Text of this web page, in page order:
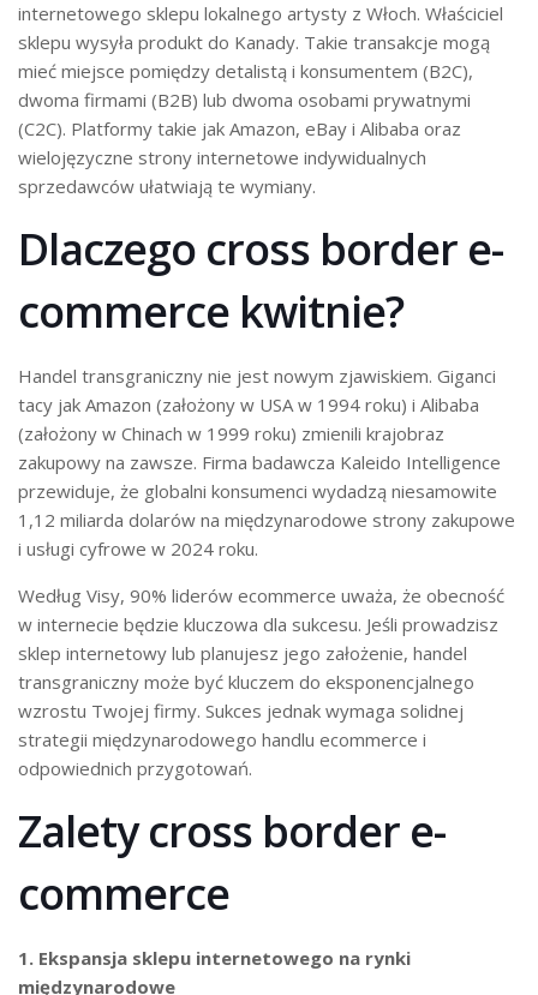
internetowego sklepu lokalnego artysty z Włoch. Właściciel
sklepu wysyła produkt do Kanady. Takie transakcje mogą
mieć miejsce pomiędzy detalistą i konsumentem (B2C),
dwoma firmami (B2B) lub dwoma osobami prywatnymi
(C2C). Platformy takie jak Amazon, eBay i Alibaba oraz
wielojęzyczne strony internetowe indywidualnych
sprzedawców ułatwiają te wymiany.
Dlaczego cross border e-
commerce kwitnie?
Handel transgraniczny nie jest nowym zjawiskiem. Giganci
tacy jak Amazon (założony w USA w 1994 roku) i Alibaba
(założony w Chinach w 1999 roku) zmienili krajobraz
zakupowy na zawsze. Firma badawcza Kaleido Intelligence
przewiduje, że globalni konsumenci wydadzą niesamowite
1,12 miliarda dolarów na międzynarodowe strony zakupowe
i usługi cyfrowe w 2024 roku.
Według Visy, 90% liderów ecommerce uważa, że obecność
w internecie będzie kluczowa dla sukcesu. Jeśli prowadzisz
sklep internetowy lub planujesz jego założenie, handel
transgraniczny może być kluczem do eksponencjalnego
wzrostu Twojej firmy. Sukces jednak wymaga solidnej
strategii międzynarodowego handlu ecommerce i
odpowiednich przygotowań.
Zalety cross border e-
commerce
1. Ekspansja sklepu internetowego na rynki
międzynarodowe